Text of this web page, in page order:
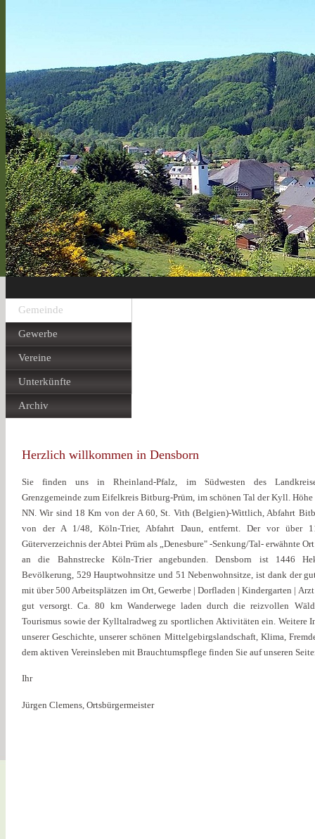
Gemeinde
Gewerbe
Vereine
Unterkünfte
Archiv
Herzlich willkommen in Densborn
Sie finden uns in Rheinland-Pfalz, im Südwesten des
Grenzgemeinde zum Eifelkreis Bitburg-Prüm, im schönen Tal der Kyll.
NN. Wir sind 18 Km von der A 60, St. Vith (Belgien)-Wittlich, Abfahrt
von der A 1/48, Köln-Trier, Abfahrt Daun, entfernt. Der vor über
Güterverzeichnis der Abtei Prüm als „Denesbure" -Senkung/Tal- erwähnte
an die Bahnstrecke Köln-Trier angebunden. Densborn ist 1446
Bevölkerung, 529 Hauptwohnsitze und 51 Nebenwohnsitze, ist dank der
mit über 500 Arbeitsplätzen im Ort, Gewerbe | Dorfladen | Kindergarten | Arzt
gut versorgt. Ca. 80 km Wanderwege laden durch die reizvollen
Tourismus sowie der Kylltalradweg zu sportlichen Aktivitäten ein. Weitere
unserer Geschichte, unserer schönen Mittelgebirgslandschaft, Klima,
dem aktiven Vereinsleben mit Brauchtumspflege finden Sie auf unseren
Ihr
Jürgen Clemens, Ortsbürgermeister